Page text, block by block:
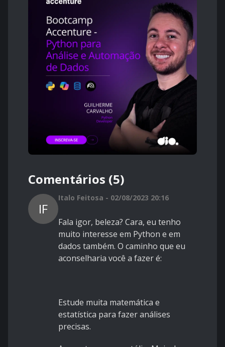
Comentários (5)
IF
Italo Feitosa - 02/08/2023 20:16
Fala igor, beleza? Cara, eu tenho
muito interesse em Python e em
dados também. O caminho que eu
aconselharia você a fazer é:
Estude muita matemática e
estatística para fazer análises
precisas.